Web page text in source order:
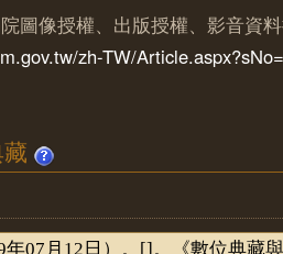
圖像授權、出版授權、影音資
zh-TW/
藏